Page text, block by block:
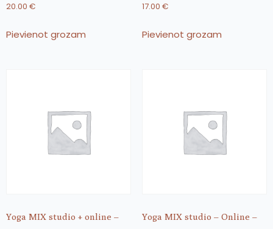
20.00 €
Pievienot grozam
17.00 €
Pievienot grozam
Yoga MIX studio + online –
Yoga MIX studio – Online –